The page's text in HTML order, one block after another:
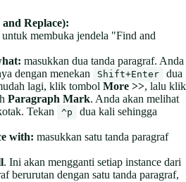
Replace):
untuk membuka jendela "Find and
masukkan dua tanda paragraf. Anda
dengan menekan
Shift+Enter
dua
lagi, klik tombol More >>, lalu klik
Paragraph Mark. Anda akan melihat
Tekan ^p
dua kali sehingga
with: masukkan satu tanda paragraf
. Ini akan mengganti setiap instance dari
berurutan dengan satu tanda paragraf,